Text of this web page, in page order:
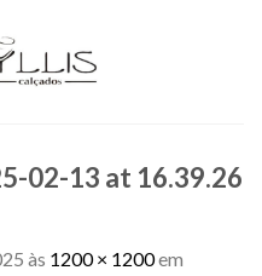
02-13 at 16.39.26
às 1200 × 1200em